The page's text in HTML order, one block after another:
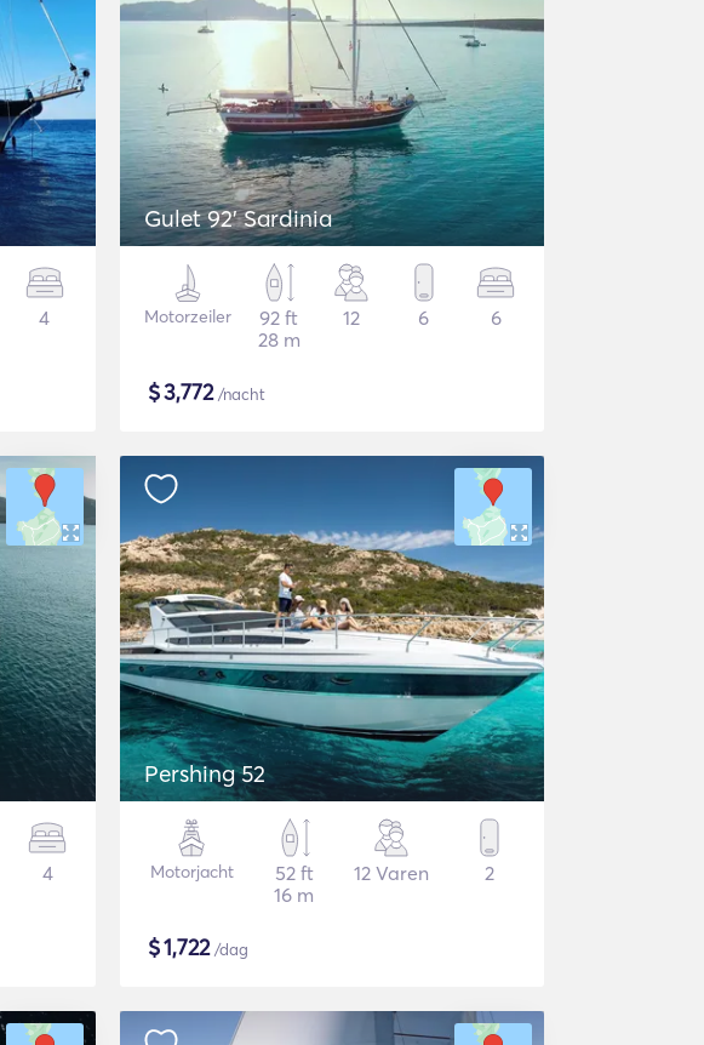
4
Gulet 92' Sardinia
Motorzeiler
92 ft
28 m
12 6 6
$3,772/nacht
4
Pershing 52
Motorjacht
52 ft
16 m
12 Varen 2
$1,722/dag